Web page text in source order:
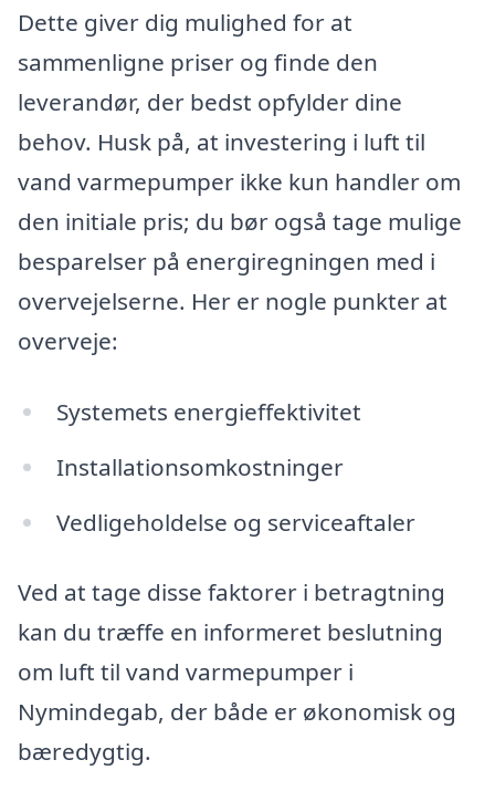
Dette giver dig mulighed for at
sammenligne priser og finde den
leverandør, der bedst opfylder dine
behov. Husk på, at investering i luft til
vand varmepumper ikke kun handler om
den initiale pris; du bør også tage mulige
besparelser på energiregningen med i
overvejelserne. Her er nogle punkter at
overveje:
Systemets energieffektivitet
Installationsomkostninger
Vedligeholdelse og serviceaftaler
Ved at tage disse faktorer i betragtning
kan du træffe en informeret beslutning
om luft til vand varmepumper i
Nymindegab, der både er økonomisk og
bæredygtig.